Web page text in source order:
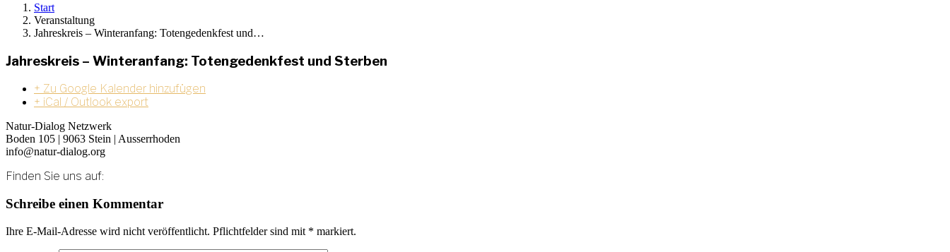
Start
Veranstaltung
Jahreskreis – Winteranfang: Totengedenkfest und…
Jahreskreis – Winteranfang: Totengedenkfest und Sterben
+ Zu Google Kalender hinzufügen
+ iCal / Outlook export
Natur-Dialog Netzwerk
Boden 105 | 9063 Stein | Ausserrhoden
info@natur-dialog.org
Finden Sie uns auf:
Linkedin
page
opens
in
E-
Mail
page
opens
Schreibe einen Kommentar
Ihre E-Mail-Adresse wird nicht veröffentlicht. Pflichtfelder sind mit * markiert.